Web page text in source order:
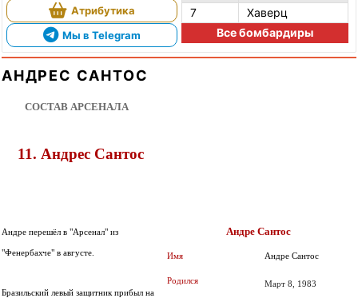
Атрибутика
Мы в Telegram
7
Хаверц
Все бомбардиры
АНДРЕС САНТОС
СОСТАВ АРСЕНАЛА
11. Андрес Сантос
Андре перешёл в "Арсенал" из
"Фенербахче" в августе.
Бразильский левый защитник прибыл на
Андре Сантос
Имя Андре Сантос
Родился Март 8, 1983